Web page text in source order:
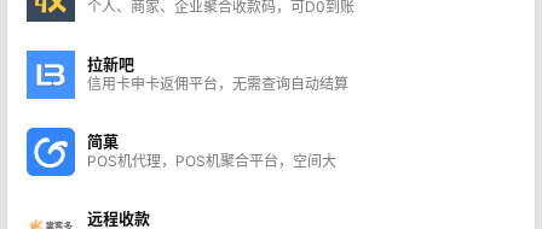
个人、商家、企业聚合收款码，可D0到账
拉新吧
信用卡申卡返佣平台，无需查询自动结算
简菓
POS机代理，POS机聚合平台，空间大
远程收款